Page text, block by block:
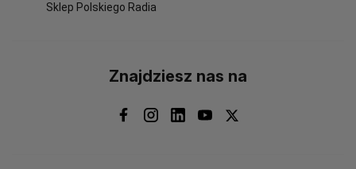
Sklep Polskiego Radia
Znajdziesz nas na